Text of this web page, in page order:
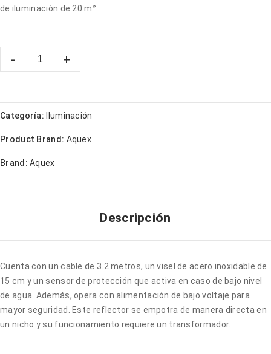
de iluminación de 20 m².
Categoría: Iluminación
Product Brand: Aquex
Brand: Aquex
Descripción
Cuenta con un cable de 3.2 metros, un visel de acero inoxidable de
15 cm y un sensor de protección que activa en caso de bajo nivel
de agua. Además, opera con alimentación de bajo voltaje para
mayor seguridad. Este reflector se empotra de manera directa en
un nicho y su funcionamiento requiere un transformador.